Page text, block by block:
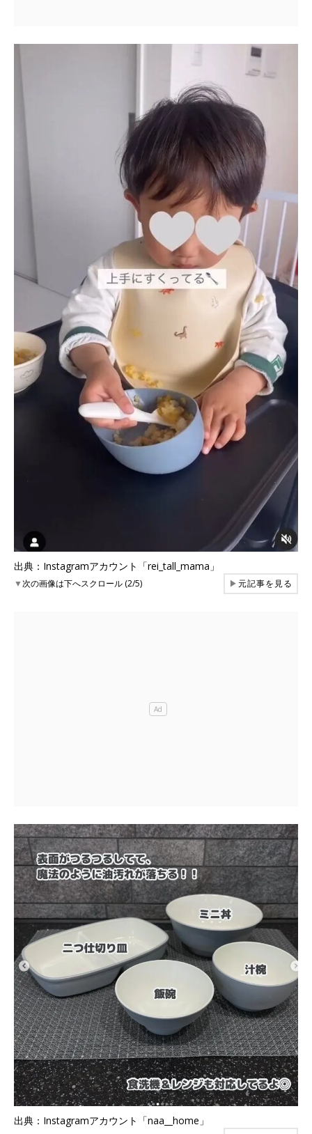
出典：Instagramアカウント「rei_tall_mama」
▼次の画像は下へスクロール (2/5) ▶元記事を見る
出典：Instagramアカウント「naa__home」